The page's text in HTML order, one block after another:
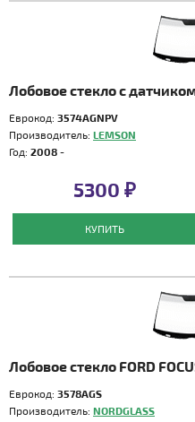
Лобовое стекло с
Еврокод: 3574AGNPV
Производитель: LEMSON
Год: 2008 -
5300 ₽
КУПИТЬ
Лобовое стекло FORD
Еврокод: 3578AGS
Производитель: NORDGLASS